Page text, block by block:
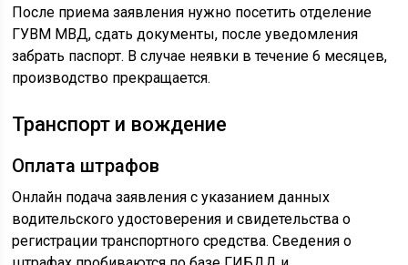
После приема заявления нужно посетить отделение
ГУВМ МВД, сдать документы, после уведомления
забрать паспорт. В случае неявки в течение 6 месяцев,
производство прекращается.
Транспорт и вождение
Оплата штрафов
Онлайн подача заявления с указанием данных
водительского удостоверения и свидетельства о
регистрации транспортного средства. Сведения о